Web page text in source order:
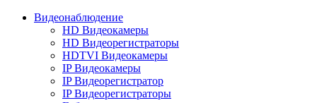
Видеонаблюдение
HD Видеокамеры
HD Видеорегистраторы
HDTVI Видеокамеры
IP Видеокамеры
IP Видеорегистратор
IP Видеорегистраторы